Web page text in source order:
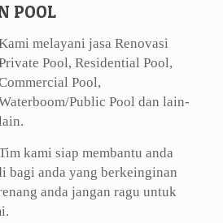
POOL
melayani jasa Renovasi
Pool, Residential Pool,
Pool,
Public Pool dan lain-
kami siap membantu anda
bagi anda yang berkeinginan
anda jangan ragu untuk